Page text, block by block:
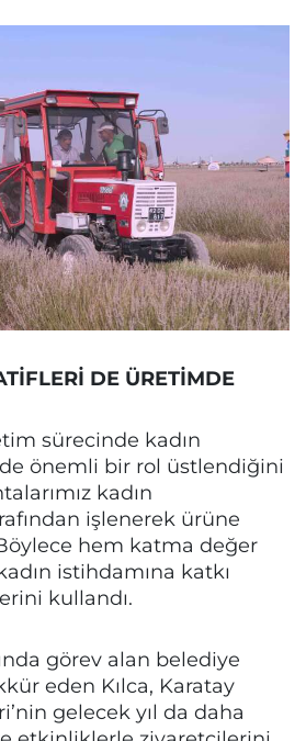
DE ÜRETİMDE
sürecinde kadın
önemli bir rol üstlendiğini
kadın
işlenerek ürüne
hem katma değer
istihdamına katkı
kullandı.
görev alan belediye
eden Kılca, Karatay
gelecek yıl da daha